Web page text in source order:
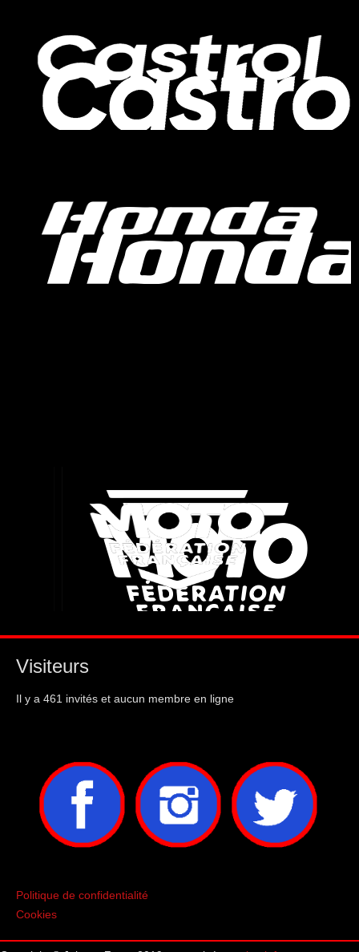
Visiteurs
Il y a 461 invités et aucun membre en ligne
Politique de confidentialité
Cookies